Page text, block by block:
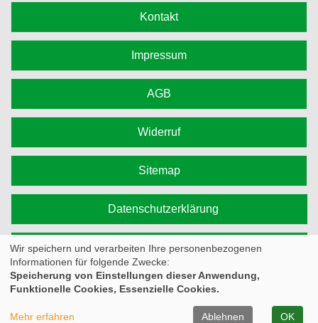
Kontakt
Impressum
AGB
Widerruf
Sitemap
Datenschutzerklärung
Cookie Einstellungen
Wir speichern und verarbeiten Ihre personenbezogenen
Informationen für folgende Zwecke:
Speicherung von Einstellungen dieser Anwendung,
Funktionelle Cookies, Essenzielle Cookies.
Mehr erfahren Ablehnen OK